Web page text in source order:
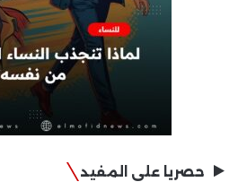
حصريا على المفيد